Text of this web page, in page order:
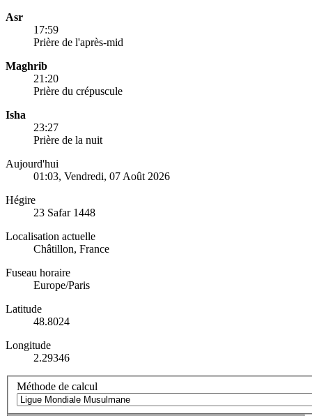
Asr
17:59
Prière de l'après-mid
Maghrib
21:20
Prière du crépuscule
Isha
23:27
Prière de la nuit
Aujourd'hui
01:03, Vendredi, 07 Août 2026
Hégire
23 Safar 1448
Localisation actuelle
Châtillon, France
Fuseau horaire
Europe/Paris
Latitude
48.8024
Longitude
2.29346
Méthode de calcul